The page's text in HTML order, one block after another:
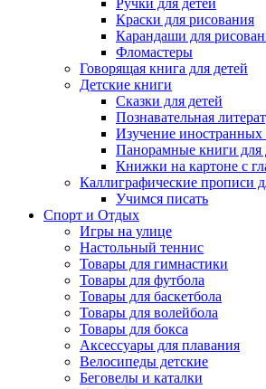
Ручки для детей
Краски для рисования
Карандаши для
Фломастеры
Говорящая книга для детей
Детские книги
Сказки для детей
Познавательная
Изучение иностранных
Панорамные книги для
Книжки на картоне с
Каллиграфические прописи
Учимся писать
Спорт и Отдых
Игры на улице
Настольный теннис
Товары для гимнастики
Товары для футбола
Товары для баскетбола
Товары для волейбола
Товары для бокса
Аксессуары для плавания
Велосипеды детские
Беговелы и каталки